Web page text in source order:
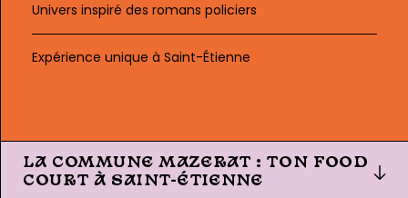
Univers inspiré des romans policiers
Expérience unique à Saint-Étienne
LA COMMUNE MAZERAT : TON FOOD
COURT À SAINT-ÉTIENNE